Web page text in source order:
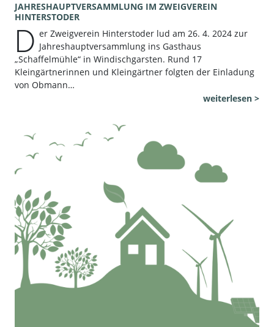
JAHRESHAUPTVERSAMMLUNG IM ZWEIGVEREIN
HINTERSTODER
D er Zweigverein Hinterstoder lud am 26. 4. 2024 zur
Jahreshauptversammlung ins Gasthaus
„Schaffelmühle“ in Windischgarsten. Rund 17
Kleingärtnerinnen und Kleingärtner folgten der Einladung
von Obmann…
weiterlesen >